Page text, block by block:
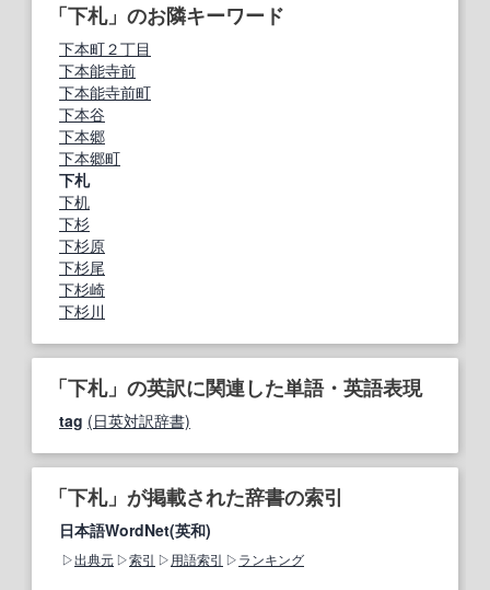
「下札」のお隣キーワード
下本町２丁目
下本能寺前
下本能寺前町
下本谷
下本郷
下本郷町
下札
下机
下杉
下杉原
下杉尾
下杉崎
下杉川
「下札」の英訳に関連した単語・英語表現
tag (日英対訳辞書)
「下札」が掲載された辞書の索引
日本語WordNet(英和)
出典元 索引 用語索引 ランキング